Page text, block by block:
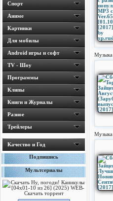
Спорт
Аниме
Картинки
Для мобилы
Android игры и софт
TV - Шоу
Программы
Клипы
Книги и Журналы
Разное
Трейлеры
Качество и Год
Подпишись
Мультсериалы
Музыка
Музыка